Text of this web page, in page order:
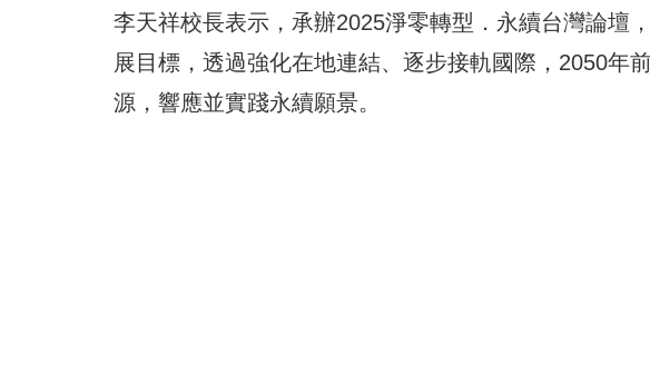
李天祥校長表示，承辦2025淨零轉型．永續台灣論壇
展目標，透過強化在地連結、逐步接軌國際，2050年
源，響應並實踐永續願景。